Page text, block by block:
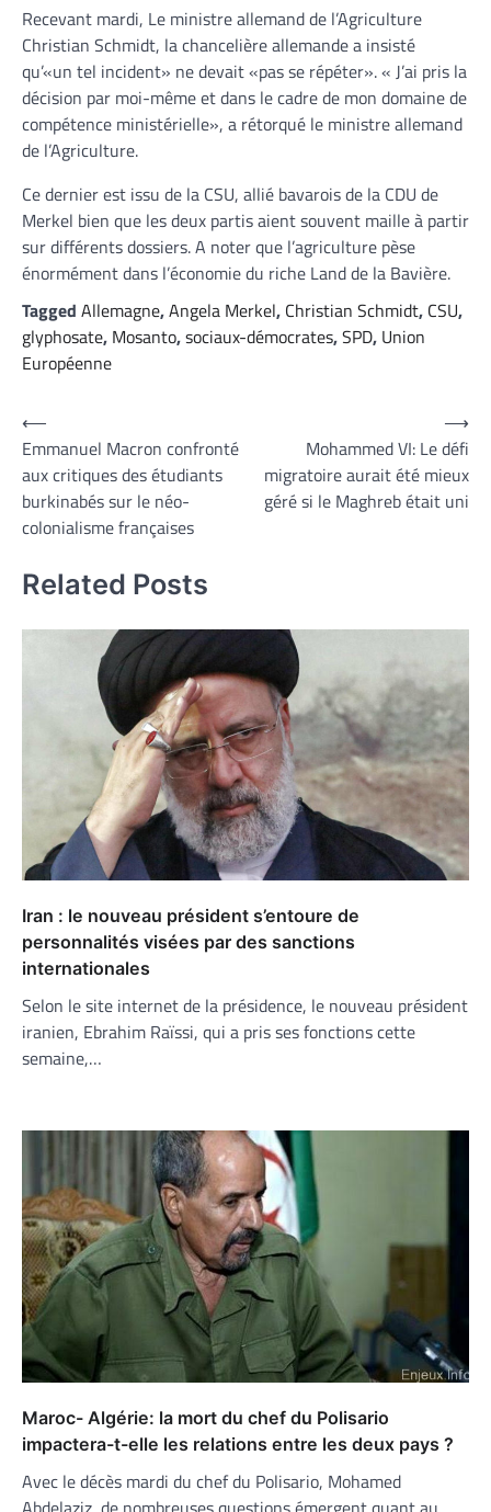
Recevant mardi, Le ministre allemand de l’Agriculture
Christian Schmidt, la chancelière allemande a insisté
qu’«un tel incident» ne devait «pas se répéter». « J’ai pris la
décision par moi-même et dans le cadre de mon domaine de
compétence ministérielle», a rétorqué le ministre allemand
de l’Agriculture.
Ce dernier est issu de la CSU, allié bavarois de la CDU de
Merkel bien que les deux partis aient souvent maille à partir
sur différents dossiers. A noter que l’agriculture pèse
énormément dans l’économie du riche Land de la Bavière.
Tagged Allemagne,Angela Merkel, Christian Schmidt, CSU,
glyphosate, Mosanto,sociaux-démocrates,SPD, Union
Européenne
Navigation
de
l’article
⟵
Emmanuel Macron confronté
aux critiques des étudiants
burkinabés sur le néo-
colonialisme françaises
Mohammed VI: Le défi
migratoire aurait été mieux
géré si le Maghreb était uni
⟶
Related Posts
Iran : le nouveau président s’entoure de
personnalités visées par des sanctions
internationales
Selon le site internet de la présidence, le nouveau président
iranien, Ebrahim Raïssi, qui a pris ses fonctions cette
semaine,…
Maroc- Algérie: la mort du chef du Polisario
impactera-t-elle les relations entre les deux pays ?
Avec le décès mardi du chef du Polisario, Mohamed